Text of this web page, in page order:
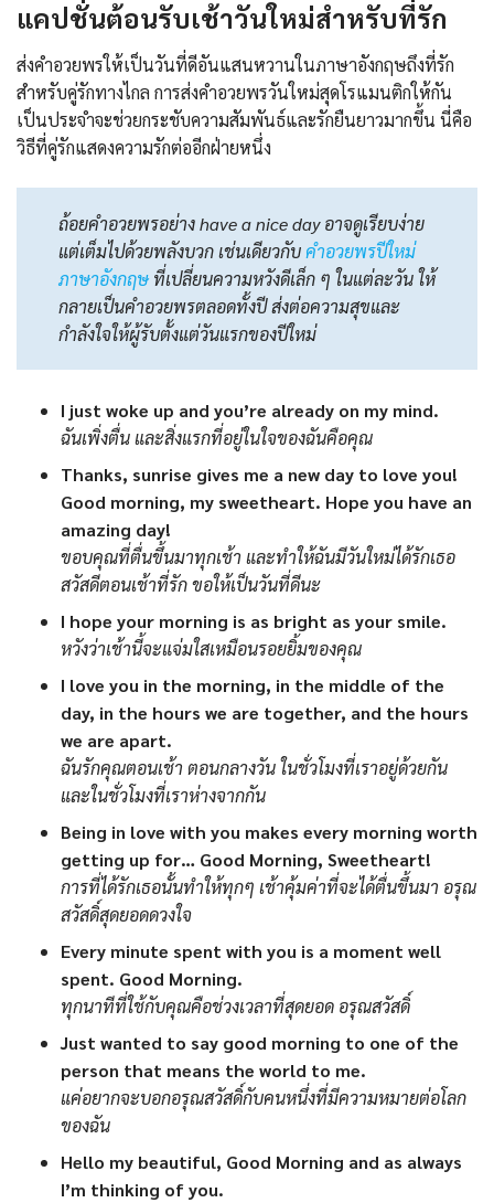
แคปชั่นต้อนรับเช้าวันใหม่สำหรับที่รัก
ส่งคำอวยพรให้เป็นวันที่ดีอันแสนหวานในภาษาอังกฤษถึงที่รัก
สำหรับคู่รักทางไกล การส่งคำอวยพรวันใหม่สุดโรแมนติกให้กัน
เป็นประจำจะช่วยกระชับความสัมพันธ์และรักยืนยาวมากขึ้น นี่คือ
วิธีที่คู่รักแสดงความรักต่ออีกฝ่ายหนึ่ง
ถ้อยคำอวยพรอย่าง have a nice day อาจดูเรียบง่าย
แต่เต็มไปด้วยพลังบวก เช่นเดียวกับ คําอวยพรปีใหม่
ภาษาอังกฤษที่เปลี่ยนความหวังดีเล็ก ๆ ในแต่ละวัน ให้
กลายเป็นคำอวยพรตลอดทั้งปี ส่งต่อความสุขและ
กำลังใจให้ผู้รับตั้งแต่วันแรกของปีใหม่
I just woke up and you’re already on my mind.
ฉันเพิ่งตื่น และสิ่งแรกที่อยู่ในใจของฉันคือคุณ
Thanks, sunrise gives me a new day to love you!
Good morning, my sweetheart. Hope you have an
amazing day!
ขอบคุณที่ตื่นขึ้นมาทุกเช้า และทำให้ฉันมีวันใหม่ได้รักเธอ
สวัสดีตอนเช้าที่รัก ขอให้เป็นวันที่ดีนะ
I hope your morning is as bright as your smile.
หวังว่าเช้านี้จะแจ่มใสเหมือนรอยยิ้มของคุณ
I love you in the morning, in the middle of the
day, in the hours we are together, and the hours
we are apart.
ฉันรักคุณตอนเช้า ตอนกลางวัน ในชั่วโมงที่เราอยู่ด้วยกัน
และในชั่วโมงที่เราห่างจากกัน
Being in love with you makes every morning worth
getting up for… Good Morning, Sweetheart!
การที่ได้รักเธอนั้นทำให้ทุกๆ เช้าคุ้มค่าที่จะได้ตื่นขึ้นมา อรุณ
สวัสดิ์สุดยอดดวงใจ
Every minute spent with you is a moment well
spent. Good Morning.
ทุกนาทีที่ใช้กับคุณคือช่วงเวลาที่สุดยอด อรุณสวัสดิ์
Just wanted to say good morning to one of the
person that means the world to me.
แค่อยากจะบอกอรุณสวัสดิ์กับคนหนึ่งที่มีความหมายต่อโลก
ของฉัน
Hello my beautiful, Good Morning and as always
I’m thinking of you.